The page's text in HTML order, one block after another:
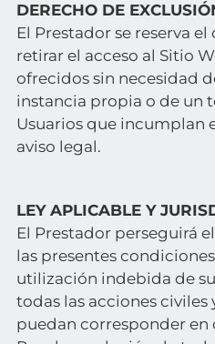
DERECHO DE
El Prestador se reserva
retirar el acceso al Sitio
ofrecidos sin necesidad
instancia propia o de un
Usuarios que incumplan
aviso legal.
LEY APLICABLE Y
El Prestador perseguirá
las presentes
utilización indebida de
todas las acciones civiles
puedan corresponder en